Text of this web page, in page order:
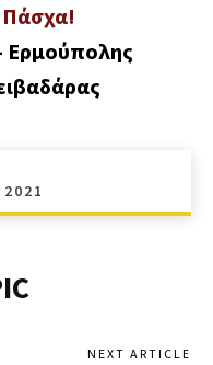
Πάσχα!
Ερμούπολης
NEXT ARTICLE